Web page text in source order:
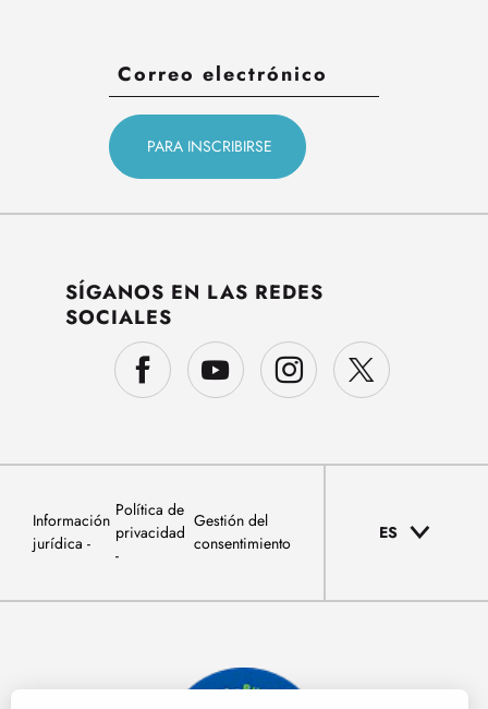
SÍGANOS EN LAS REDES
SOCIALES
Información
jurídica
Política de
privacidad
Gestión del
consentimiento
ES